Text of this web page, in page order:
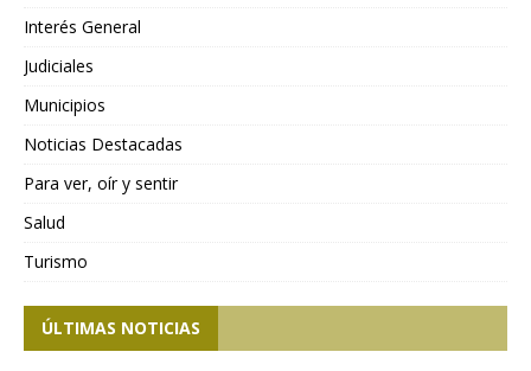
Interés General
Judiciales
Municipios
Noticias Destacadas
Para ver, oír y sentir
Salud
Turismo
ÚLTIMAS NOTICIAS